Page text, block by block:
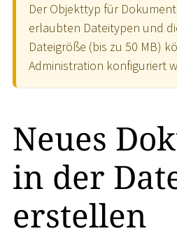
Der Objekttyp für
erlaubten Dateitypen und
Dateigröße (bis zu 50 MB)
Administration konfiguriert
Neues
in der
erstellen